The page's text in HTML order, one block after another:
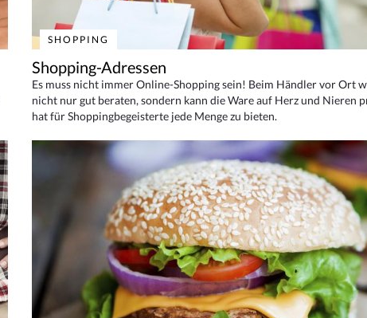
SHOPPING
Shopping-Adressen
Es muss nicht immer Online-Shopping sein! Beim Händler vor Ort
nicht nur gut beraten, sondern kann die Ware auf Herz und Nieren
hat für Shoppingbegeisterte jede Menge zu bieten.